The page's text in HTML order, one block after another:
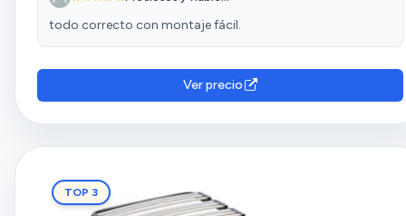
aceptable (75 € aprox). Muy recomendable.
todo correcto con montaje fácil.
Ver precio
TOP 3